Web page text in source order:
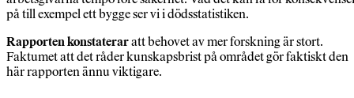
på till exempel ett bygge ser vi i dödsstatistiken.
Rapporten konstateraratt behovet av mer forskning är stort.
Faktumet att det råder kunskapsbrist på området gör faktiskt den
här rapporten ännu viktigare.